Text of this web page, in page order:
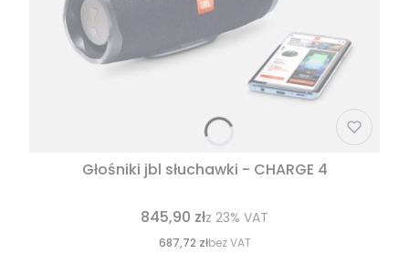
Głośniki jbl słuchawki - CHARGE 4
845,90 złz 23% VAT
687,72 złbez VAT